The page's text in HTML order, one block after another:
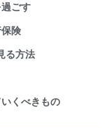
ごす
険
る方法
くべきもの